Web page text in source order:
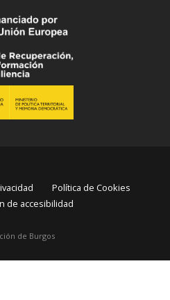
de Burgos
Política de Cookies
de accesibilidad